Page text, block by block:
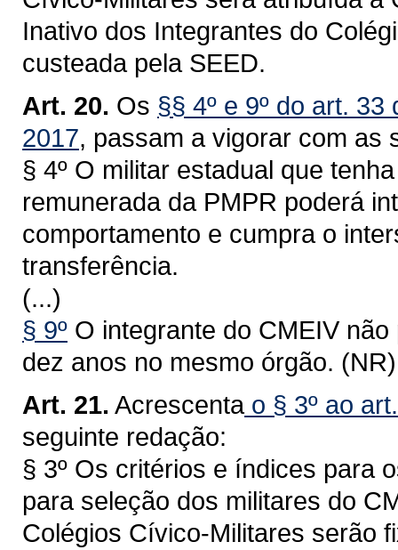
Inativo dos Integrantes do
custeada pela SEED.
Art. 20. Os §§ 4º e 9º do art.
2017, passam a vigorar com as
§ 4º O militar estadual que
remunerada da PMPR poderá
comportamento e cumpra o
transferência.
(...)
§ 9º O integrante do CMEIV
dez anos no mesmo órgão. (NR)
Art. 21. Acrescentao § 3º ao
seguinte redação:
§ 3º Os critérios e índices para
para seleção dos militares do
Colégios Cívico-Militares serão